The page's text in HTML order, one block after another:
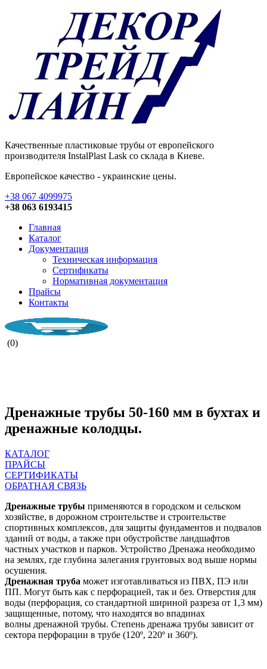
Качественные пластиковые трубы от европейского
производителя InstalPlast Lask со склада в Киеве.
Европейское качество - украинские цены.
+38 067 4099975
+38 063 6193415
Главная
Каталог
Документация
Техническая информация
Сертификаты
Нормативная документация
Прайсы
Контакты
(0)
Дренажные трубы 50-160 мм в бухтах и
дренажные колодцы.
КАТАЛОГ
ПРАЙСЫ
СЕРТИФИКАТЫ
ОБРАТНАЯ СВЯЗЬ
Дренажные трубы применяются в городском и сельском
хозяйстве, в дорожном строительстве и строительстве
спортивных комплексов, для защиты фундаментов и подвалов
зданий от воды, а также при обустройстве ландшафтов
частных участков и парков. Устройство Дренажа необходимо
на землях, где глубина залегания грунтовых вод выше нормы
осушения.
Дренажная труба может изготавливаться из ПВХ, ПЭ или
ПП. Могут быть как с перфорацией, так и без. Отверстия для
воды (перфорация, со стандартной шириной разреза от 1,3 мм)
защищенные, потому, что находятся во впадинах
волны дренажной трубы. Степень дренажа трубы зависит от
сектора перфорации в трубе (120º, 220º и 360º).